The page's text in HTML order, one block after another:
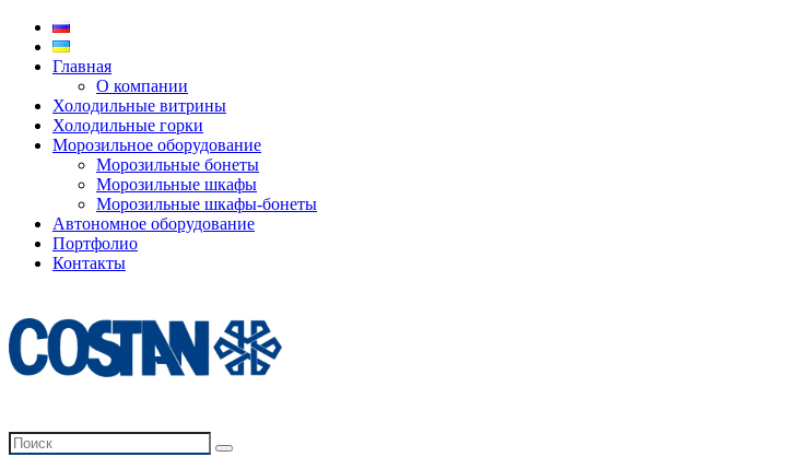
Главная
О компании
Холодильные витрины
Холодильные горки
Морозильное оборудование
Морозильные бонеты
Морозильные шкафы
Морозильные шкафы-бонеты
Автономное оборудование
Портфолио
Контакты